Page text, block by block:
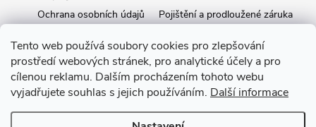
Tento web používá soubory cookies pro zlepšování
prostředí webových stránek, pro analytické účely a pro
cílenou reklamu. Dalším procházením tohoto webu
vyjadřujete souhlas s jejich používáním. Další informace
Ochrana osobních údajů
Pojištění a prodloužené záruka
Vytvořil Shoptet
Copyright 2026iStage.cz. Všechna práva vyhrazena.Upravit nastavení
cookies